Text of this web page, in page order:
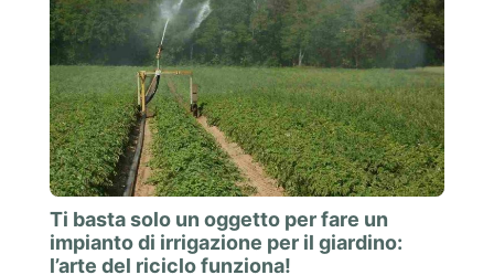
Ti basta solo un oggetto per fare un
impianto di irrigazione per il giardino:
l’arte del riciclo funziona!